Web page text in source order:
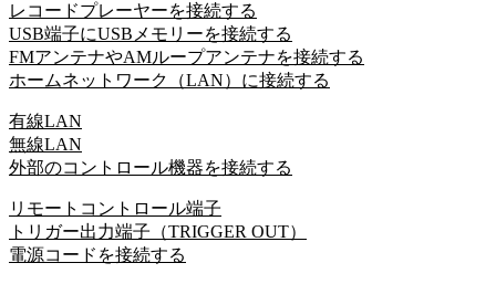
レコードプレーヤーを接続する
USB端子にUSBメモリーを接続する
FMアンテナやAMループアンテナを接続する
ホームネットワーク（LAN）に接続する
有線LAN
無線LAN
外部のコントロール機器を接続する
リモートコントロール端子
トリガー出力端子（TRIGGER OUT）
電源コードを接続する